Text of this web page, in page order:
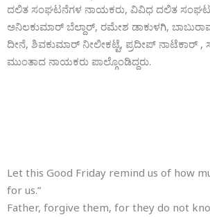
ದಲಿತ ಸಂಘಟನೆಗಳ ನಾಯಕರು, ವಿವಿಧ ದಲಿತ
ಅನಿಲಕುಮಾರ್ ಬೆಲ್ದಾರ್, ರಮೇಶ ಡಾಕುಳಗಿ,
ದೀನೆ, ಶಿವಕುಮಾರ್ ನೀಲೀಕಟ್ಟೆ, ಪ್ರದೀಪ್ ನಾಟೆಕಾರ್ ,
ಮುಂತಾದ ನಾಯಕರು ಪಾಲ್ಗೊಂಡಿದ್ದರು.
Let this Good Friday remind us of how
for us.”
Father, forgive them, for they do not